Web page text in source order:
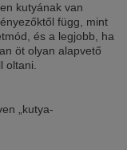
kutyának van
függ, mint
és a legjobb, ha
öt olyan alapvető
oltani.
„kutya-